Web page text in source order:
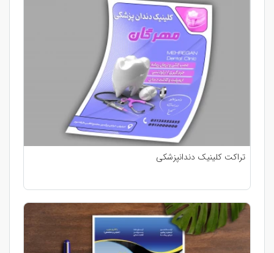
تراکت کلینیک دندانپزشکی